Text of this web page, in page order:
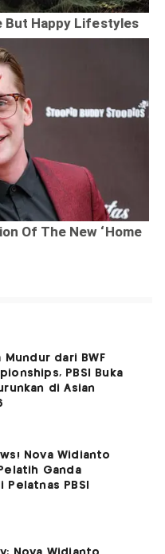
Mundur dari BWF
PBSI Buka
di Asian
Nova Widianto
Ganda
Pelatnas PBSI